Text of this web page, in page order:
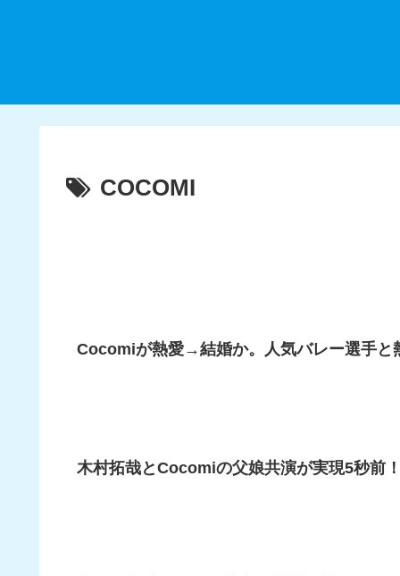
COCOMI
Cocomiが熱愛→結婚か。人気バレー選手と
木村拓哉とCocomiの父娘共演が実現5秒前